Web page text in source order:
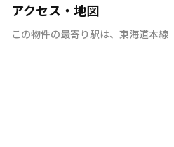
アクセス・地図
この物件の最寄り駅は、 東海道本線